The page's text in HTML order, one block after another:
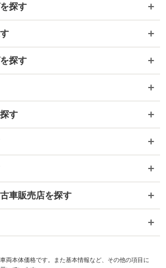
探す
探す
す
車販売店を探す
両本体価格です。また基本情報など、その他の項目に